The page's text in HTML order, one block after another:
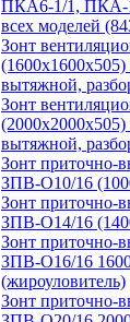
ПКА6-1/1, ПКА-
всех моделей
Зонт
(1600х1600х505)
вытяжной,
Зонт
(2000х2000х505)
вытяжной,
Зонт приточно-
ЗПВ-О10/16
Зонт приточно-
ЗПВ-О14/16
Зонт приточно-
ЗПВ-О16/16
(жироуловитель)
Зонт приточно-